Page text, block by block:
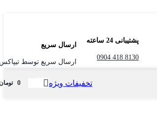
پشتیبانی 24 ساعته
8130 418 0904
ارسال سریع
ارسال سریع توسط
تخفیفات ویژه 0